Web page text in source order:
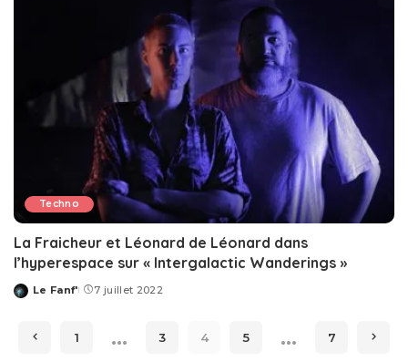
Techno
La Fraicheur et Léonard de Léonard dans
l’hyperespace sur « Intergalactic Wanderings »
Posted
Le Fanf' 7 juillet 2022
1 … 3 4 5 … 7